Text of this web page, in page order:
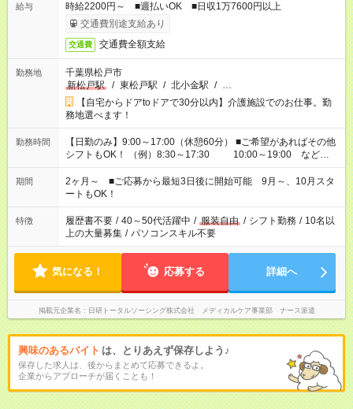
給与
時給2200円～ ■週払いOK ■日収1万7600円以上
交通費別途支給あり
交通費 交通費全額支給
勤務地
千葉県松戸市
新松戸駅
/ 東松戸駅 / 北小金駅 / …
【自宅からドアtoドアで30分以内】介護施設でのお仕事。勤
務地選べます！
勤務時間
【日勤のみ】9:00～17:00（休憩60分） ■ご希望があればその他
シフトもOK！ （例）8:30～17:30 10:00～19:00 など
「家族とお休みを合わせたい」 「できれば残業はしたくない」
など、あなたのご希望に沿ったお仕事をご紹介します！ ※Wワ
ーク希望の方へ 今ご覧のお仕事で希望する勤務時間と、もう1つ
のお仕事の勤務時間。 合計で週40時間を超える場合は応募でき
ません
期間
2ヶ月～ ■ご応募から最短3日後に開始可能 9月～、10月スタ
ートもOK！
特徴 履歴書不要 / 40～50代活躍中 / 服装自由 / シフト勤務 / 10名以
上の大量募集 / パソコンスキル不要
気になる！ 応募する 詳細へ
掲載元企業名 日研トータルソーシング株式会社 メディカルケア事業部 ナース派遣
興味のあるバイト は、とりあえず保存しよう♪
保存した求人は、後からまとめて応募できるよ。
企業からアプローチが届くことも！